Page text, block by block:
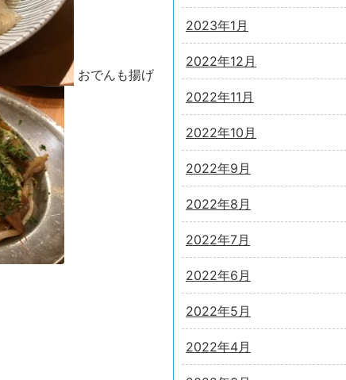
おでんも揚げ
2023年1月
2022年12月
2022年11月
2022年10月
2022年9月
2022年8月
2022年7月
2022年6月
2022年5月
2022年4月